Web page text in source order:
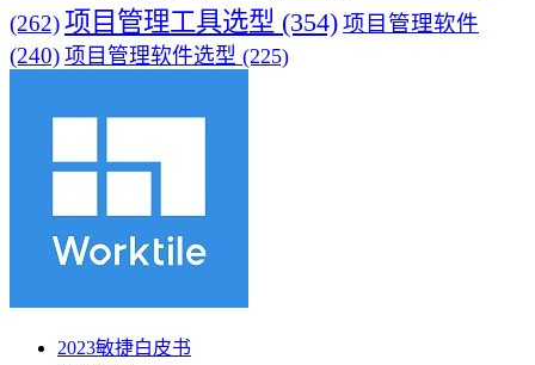
(262)项目管理工具选型 (354) 项目管理软件
(240) 项目管理软件选型 (225)
2023敏捷白皮书